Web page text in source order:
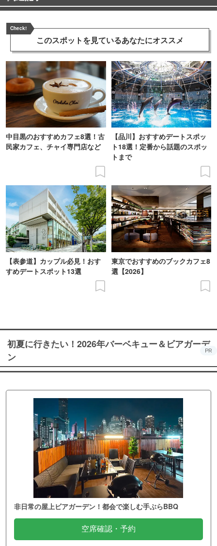
Check!
このスポットを見ているあなたにオススメ
中目黒のおすすめカフェ8選！古
民家カフェ、チャイ専門店など
【品川】おすすめデートスポッ
ト18選！定番から話題のスポッ
トまで
【表参道】カップル必見！おす
すめデートスポット13選
東京でおすすめのブックカフェ8
選【2026】
初夏に行きたい！2026年バーベキュー＆ビアガーデ
ン
PR
非日常の屋上ビアガーデン！都会で楽しむ手ぶらBBQ
空席確認・予約